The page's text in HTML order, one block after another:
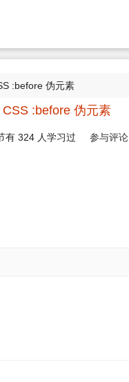
:before 伪元素
CSS :before 伪元素
有 324人学习过 参与评论